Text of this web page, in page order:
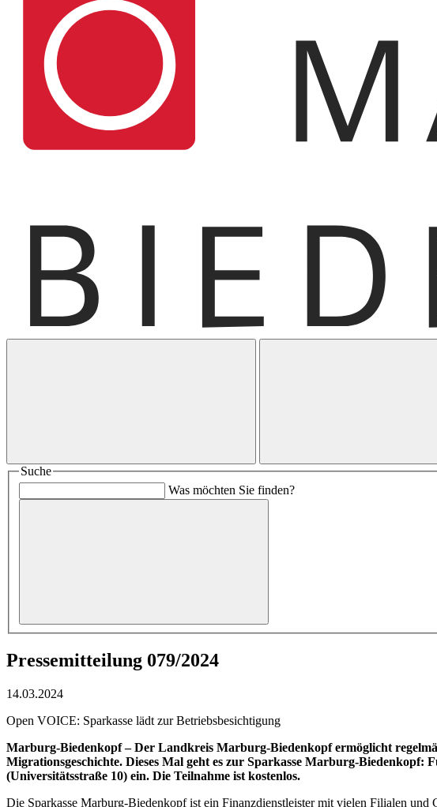
Suche
Was möchten Sie finden?
Pressemitteilung 079/2024
14.03.2024
Open VOICE: Sparkasse lädt zur Betriebsbesichtigung
Marburg-Biedenkopf – Der Landkreis Marburg-Biedenkopf ermöglicht
Migrationsgeschichte. Dieses Mal geht es zur Sparkasse Marburg-
(Universitätsstraße 10) ein. Die Teilnahme ist kostenlos.
Die Sparkasse Marburg-Biedenkopf ist ein Finanzdienstleister mit vielen Filialen